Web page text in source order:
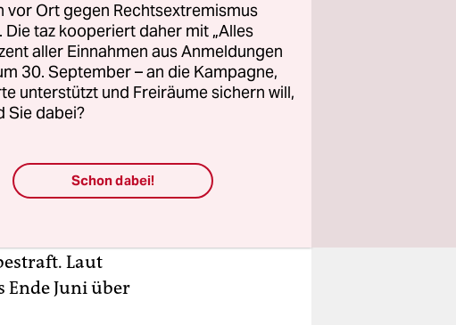
die
Sektor sei
der
Ausland
blieben eine
Laut
Ende Juni über
vor Ort gegen Rechtsextremismus
taz kooperiert daher mit „Alles
aller Einnahmen aus Anmeldungen
30. September – an die Kampagne,
unterstützt und Freiräume sichern will,
Sie dabei?
Schon dabei!